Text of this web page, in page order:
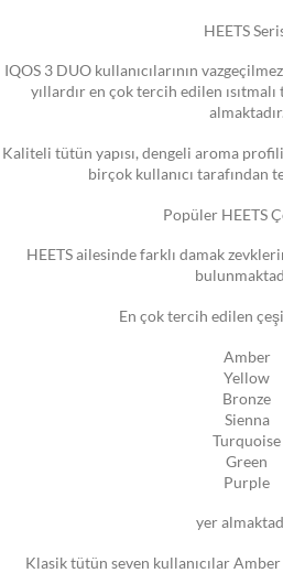
HEETS
IQOS 3 DUO kullanıcılarının
yıllardır en çok tercih edilen
almaktadır.
Kaliteli tütün yapısı, dengeli aroma
birçok kullanıcı tarafından
Popüler HEETS
HEETS ailesinde farklı damak
En çok tercih edilen
Amber
Yellow
Bronze
Sienna
Turquoise
Green
Purple
yer
Klasik tütün seven kullanıcılar